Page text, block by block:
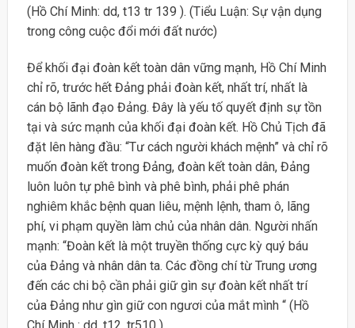
(Hồ Chí Minh: dd, t13 tr 139 ). (Tiểu Luận: Sự vận dụng
trong công cuộc đổi mới đất nước)
Để khối đại đoàn kết toàn dân vững mạnh, Hồ Chí Minh
chỉ rõ, trước hết Đảng phải đoàn kết, nhất trí, nhất là
cán bộ lãnh đạo Đảng. Đây là yếu tố quyết định sự tồn
tại và sức mạnh của khối đại đoàn kết. Hồ Chủ Tịch đã
đặt lên hàng đầu: “Tư cách người khách mệnh” và chỉ rõ
muốn đoàn kết trong Đảng, đoàn kết toàn dân, Đảng
luôn luôn tự phê bình và phê bình, phải phê phán
nghiêm khắc bệnh quan liêu, mệnh lệnh, tham ô, lãng
phí, vi phạm quyền làm chủ của nhân dân. Người nhấn
mạnh: “Đoàn kết là một truyền thống cực kỳ quý báu
của Đảng và nhân dân ta. Các đồng chí từ Trung ương
đến các chi bộ cần phải giữ gìn sự đoàn kết nhất trí
của Đảng như gìn giữ con ngươi của mắt mình “ (Hồ
Chí Minh : dd, t12, tr510 ).